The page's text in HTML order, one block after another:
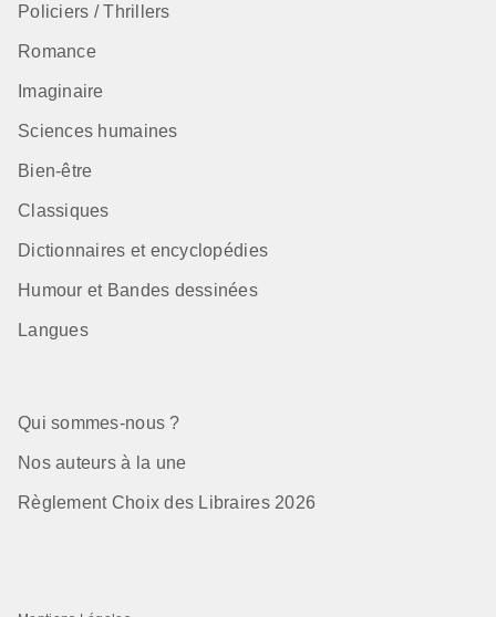
Policiers / Thrillers
Romance
Imaginaire
Sciences humaines
Bien-être
Classiques
Dictionnaires et encyclopédies
Humour et Bandes dessinées
Langues
Qui sommes-nous ?
Nos auteurs à la une
Règlement Choix des Libraires 2026